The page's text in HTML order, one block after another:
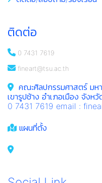
ติดต่อ
0 7431 7619
fineart@tsu.ac.th
คณะศิลปกรรมศาสตร์ ม
เขารูปช้าง อำเภอเมือง จัง
0 7431 7619 email :
แผนที่ตั้ง